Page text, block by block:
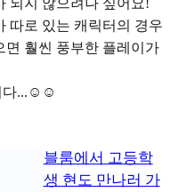
되지 않으려나 싶어요!
따로 있는 캐릭터의 경우
면 훨씬 풍부한 플레이가
다...☺️☺️
블룸에서 고등학
생 현도 만나러 가